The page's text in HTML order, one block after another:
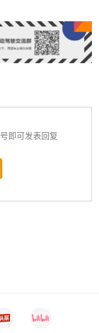
即可发表回复